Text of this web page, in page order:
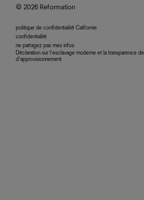
© 2026 Reformation
politique de confidentialité Californie
confidentialité
ne partagez pas mes infos
Déclaration sur l’esclavage moderne et la transparence
d’approvisionnement